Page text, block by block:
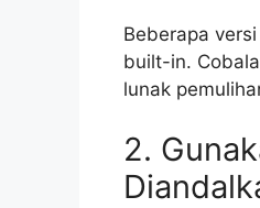
Beberapa
built-in.
lunak
2.